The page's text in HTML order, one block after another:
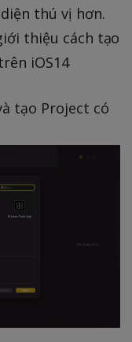
thú vị hơn.
thiệu cách tạo
iOS14
tạo Project có